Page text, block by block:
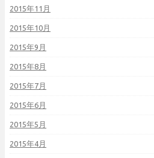
2015年11月
2015年10月
2015年9月
2015年8月
2015年7月
2015年6月
2015年5月
2015年4月